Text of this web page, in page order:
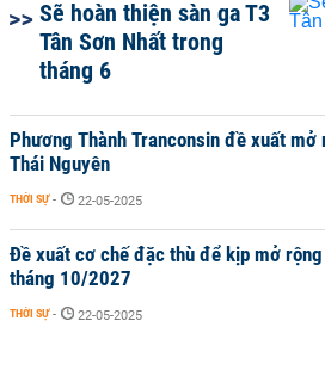
Sẽ hoàn thiện sàn ga T3
Tân Sơn Nhất trong
tháng 6
Phương Thành Tranconsin đề xuất mở
Thái Nguyên
THỜI SỰ - 22-05-2025
Đề xuất cơ chế đặc thù để kịp mở
tháng 10/2027
THỜI SỰ - 22-05-2025